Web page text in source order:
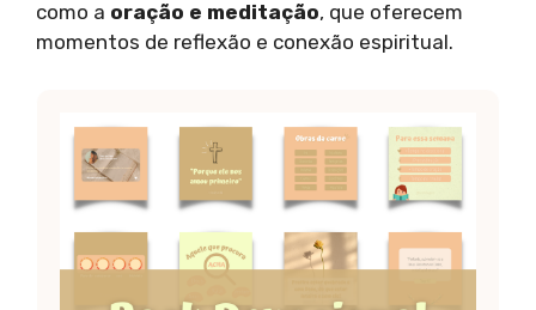
como a oração e meditação, que oferecem
momentos de reflexão e conexão espiritual.